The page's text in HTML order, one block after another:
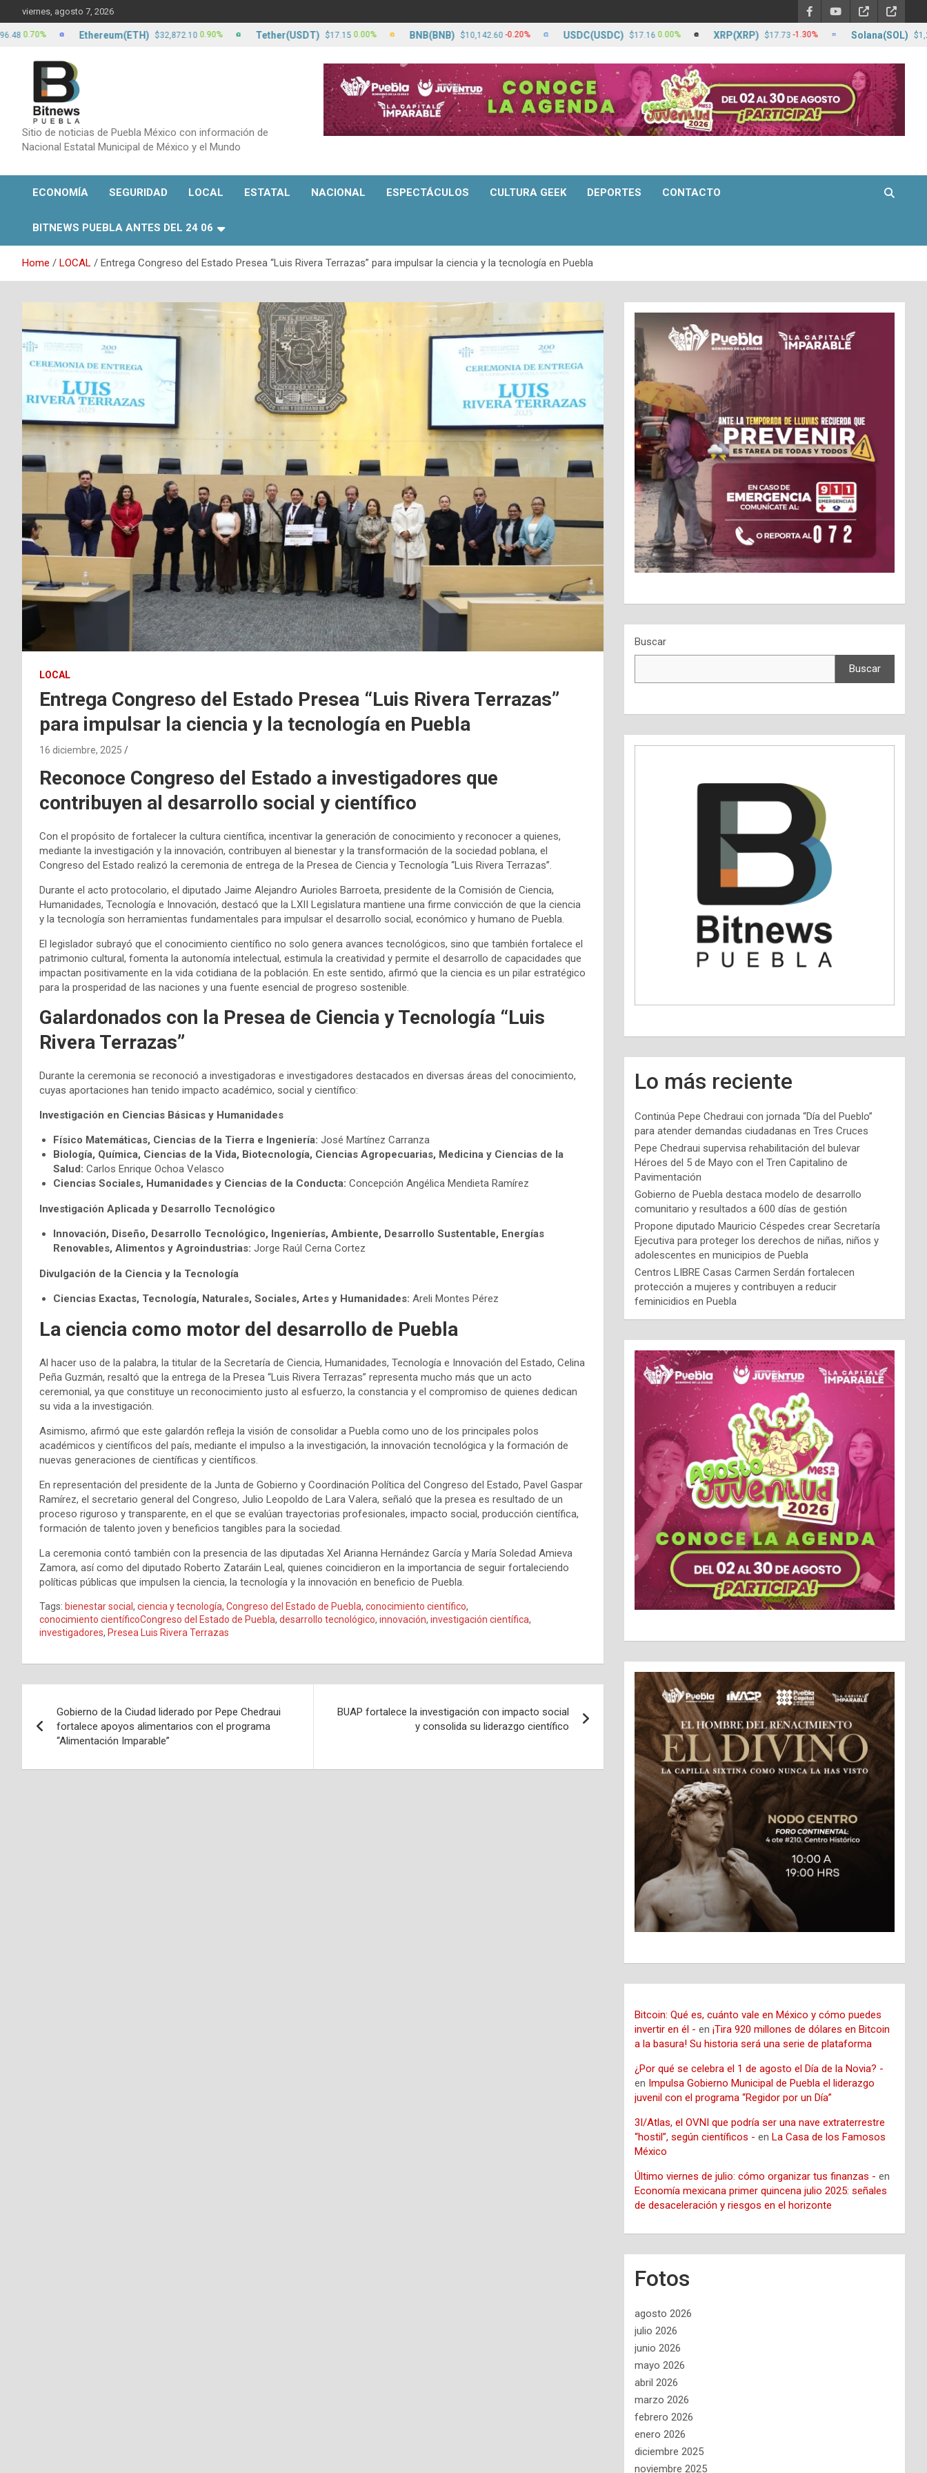
to
content
viernes, agosto 7, 2026
Sitio de noticias de Puebla México con información de
Nacional Estatal Municipal de México y el Mundo
ECONOMÍA SEGURIDAD LOCAL ESTATAL NACIONAL ESPECTÁCULOS CULTURA GEEK DEPORTES CONTACTO
BITNEWS PUEBLA ANTES DEL 24 06
Home LOCAL Entrega Congreso del Estado Presea “Luis Rivera Terrazas” para impulsar la ciencia y la tecnología en Puebla
LOCAL
Entrega Congreso del Estado Presea “Luis Rivera Terrazas”
para impulsar la ciencia y la tecnología en Puebla
16 diciembre, 2025
Reconoce Congreso del Estado a investigadores que
contribuyen al desarrollo social y científico
Con el propósito de fortalecer la cultura científica, incentivar la generación de conocimiento y reconocer a quienes,
mediante la investigación y la innovación, contribuyen al bienestar y la transformación de la sociedad poblana, el
Congreso del Estado realizó la ceremonia de entrega de la Presea de Ciencia y Tecnología “Luis Rivera Terrazas”.
Durante el acto protocolario, el diputado Jaime Alejandro Aurioles Barroeta, presidente de la Comisión de Ciencia,
Humanidades, Tecnología e Innovación, destacó que la LXII Legislatura mantiene una firme convicción de que la ciencia
y la tecnología son herramientas fundamentales para impulsar el desarrollo social, económico y humano de Puebla.
El legislador subrayó que el conocimiento científico no solo genera avances tecnológicos, sino que también fortalece el
patrimonio cultural, fomenta la autonomía intelectual, estimula la creatividad y permite el desarrollo de capacidades que
impactan positivamente en la vida cotidiana de la población. En este sentido, afirmó que la ciencia es un pilar estratégico
para la prosperidad de las naciones y una fuente esencial de progreso sostenible.
Galardonados con la Presea de Ciencia y Tecnología “Luis
Rivera Terrazas”
Durante la ceremonia se reconoció a investigadoras e investigadores destacados en diversas áreas del conocimiento,
cuyas aportaciones han tenido impacto académico, social y científico:
Investigación en Ciencias Básicas y Humanidades
Físico Matemáticas, Ciencias de la Tierra e Ingeniería: José Martínez Carranza
Biología, Química, Ciencias de la Vida, Biotecnología, Ciencias Agropecuarias, Medicina y Ciencias de la
Salud: Carlos Enrique Ochoa Velasco
Ciencias Sociales, Humanidades y Ciencias de la Conducta: Concepción Angélica Mendieta Ramírez
Investigación Aplicada y Desarrollo Tecnológico
Innovación, Diseño, Desarrollo Tecnológico, Ingenierías, Ambiente, Desarrollo Sustentable, Energías
Renovables, Alimentos y Agroindustrias: Jorge Raúl Cerna Cortez
Divulgación de la Ciencia y la Tecnología
Ciencias Exactas, Tecnología, Naturales, Sociales, Artes y Humanidades: Areli Montes Pérez
La ciencia como motor del desarrollo de Puebla
Al hacer uso de la palabra, la titular de la Secretaría de Ciencia, Humanidades, Tecnología e Innovación del Estado, Celina
Peña Guzmán, resaltó que la entrega de la Presea “Luis Rivera Terrazas” representa mucho más que un acto
ceremonial, ya que constituye un reconocimiento justo al esfuerzo, la constancia y el compromiso de quienes dedican
su vida a la investigación.
Asimismo, afirmó que este galardón refleja la visión de consolidar a Puebla como uno de los principales polos
académicos y científicos del país, mediante el impulso a la investigación, la innovación tecnológica y la formación de
nuevas generaciones de científicas y científicos.
En representación del presidente de la Junta de Gobierno y Coordinación Política del Congreso del Estado, Pavel Gaspar
Ramírez, el secretario general del Congreso, Julio Leopoldo de Lara Valera, señaló que la presea es resultado de un
proceso riguroso y transparente, en el que se evalúan trayectorias profesionales, impacto social, producción científica,
formación de talento joven y beneficios tangibles para la sociedad.
La ceremonia contó también con la presencia de las diputadas Xel Arianna Hernández García y María Soledad Amieva
Zamora, así como del diputado Roberto Zataráin Leal, quienes coincidieron en la importancia de seguir fortaleciendo
políticas públicas que impulsen la ciencia, la tecnología y la innovación en beneficio de Puebla.
Tags: bienestar social, ciencia y tecnología, Congreso del Estado de Puebla, conocimiento científico,
conocimiento científicoCongreso del Estado de Puebla, desarrollo tecnológico, innovación, investigación científica,
investigadores, Presea Luis Rivera Terrazas
de
Gobierno de la Ciudad liderado por Pepe Chedraui
fortalece apoyos alimentarios con el programa
“Alimentación Imparable”
BUAP fortalece la investigación con impacto social
y consolida su liderazgo científico
Buscar
Buscar
Lo más reciente
Continúa Pepe Chedraui con jornada “Día del Pueblo”
para atender demandas ciudadanas en Tres Cruces
Pepe Chedraui supervisa rehabilitación del bulevar
Héroes del 5 de Mayo con el Tren Capitalino de
Pavimentación
Gobierno de Puebla destaca modelo de desarrollo
comunitario y resultados a 600 días de gestión
Propone diputado Mauricio Céspedes crear Secretaría
Ejecutiva para proteger los derechos de niñas, niños y
adolescentes en municipios de Puebla
Centros LIBRE Casas Carmen Serdán fortalecen
protección a mujeres y contribuyen a reducir
feminicidios en Puebla
Bitcoin: Qué es, cuánto vale en México y cómo puedes
invertir en él - en¡Tira 920 millones de dólares en Bitcoin
a la basura! Su historia será una serie de plataforma
¿Por qué se celebra el 1 de agosto el Día de la Novia? -
en Impulsa Gobierno Municipal de Puebla el liderazgo
juvenil con el programa “Regidor por un Día”
3I/Atlas, el OVNI que podría ser una nave extraterrestre
“hostil”, según científicos - enLa Casa de los Famosos
México
Último viernes de julio: cómo organizar tus finanzas - en
Economía mexicana primer quincena julio 2025: señales
de desaceleración y riesgos en el horizonte
Fotos
agosto 2026
julio 2026
junio 2026
mayo 2026
abril 2026
marzo 2026
febrero 2026
enero 2026
diciembre 2025
noviembre 2025
Ethereum(ETH) $32,872.10 0.90% Tether(USDT) $17.15 0.00% BNB(BNB) $10,142.60 -0.20% USDC(USDC) $17.16 0.00% XRP(XRP) $17.73 -1.30% Solana(SOL) $1,262.83